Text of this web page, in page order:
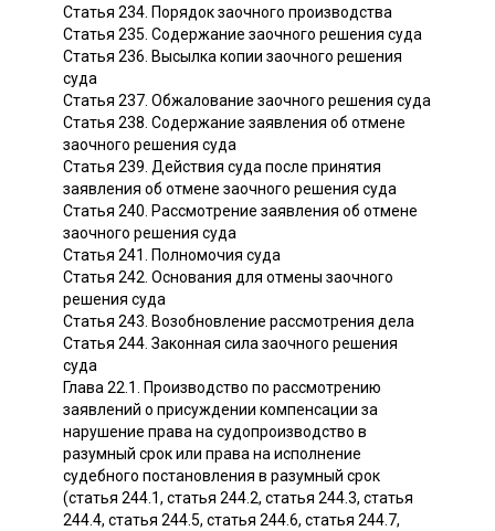
Статья 234. Порядок заочного производства
Статья 235. Содержание заочного решения суда
Статья 236. Высылка копии заочного решения
суда
Статья 237. Обжалование заочного решения суда
Статья 238. Содержание заявления об отмене
заочного решения суда
Статья 239. Действия суда после принятия
заявления об отмене заочного решения суда
Статья 240. Рассмотрение заявления об отмене
заочного решения суда
Статья 241. Полномочия суда
Статья 242. Основания для отмены заочного
решения суда
Статья 243. Возобновление рассмотрения дела
Статья 244. Законная сила заочного решения
суда
Глава 22.1. Производство по рассмотрению
заявлений о присуждении компенсации за
нарушение права на судопроизводство в
разумный срок или права на исполнение
судебного постановления в разумный срок
(статья 244.1, статья 244.2, статья 244.3, статья
244.4, статья 244.5, статья 244.6, статья 244.7,